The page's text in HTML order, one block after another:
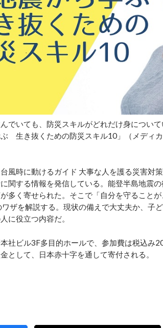
でいても、防災スキルがどれだけ身につい
生き抜くための防災スキル10」（メディ
風時に動けるガイド 大事な人を護る災害対
関する情報を発信している。能登半島地震
多く寄せられた。そこで「自分を守ること
ザを解説する。現状の備えで大丈夫か、子
に役立つ内容だ。
社ビル3F多目的ホールで、参加費は税込み
として、日本赤十字を通して寄付される。